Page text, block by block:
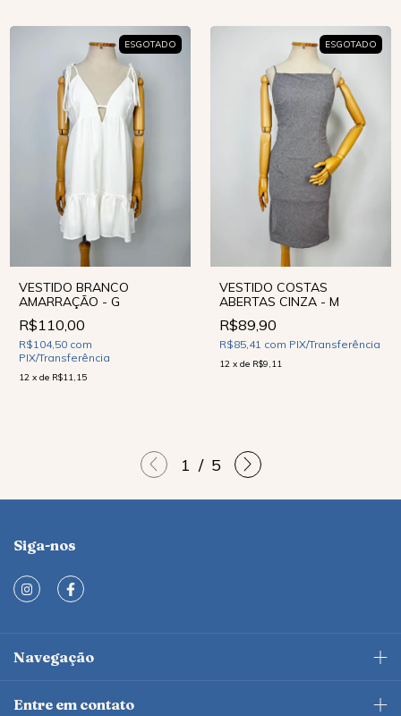
ESGOTADO
VESTIDO BRANCO
AMARRAÇÃO - G
R$110,00
R$104,50 com
PIX/Transferência
12 x de R$11,15
ESGOTADO
VESTIDO COSTAS
ABERTAS CINZA - M
R$89,90
R$85,41 com PIX/Transferência
12 x de R$9,11
1 / 5
Siga-nos
Navegação
Entre em contato